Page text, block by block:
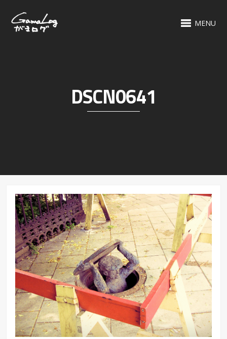
MENU
DSCN0641